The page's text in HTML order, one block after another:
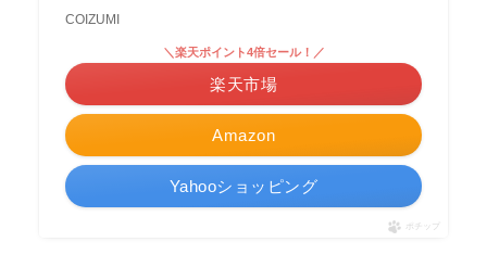
COIZUMI
Amazon
＼楽天ポイント4倍セール！／
楽天市場
Yahooショッピング
ポチップ